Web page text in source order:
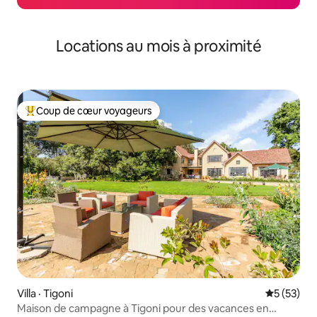
Locations au mois à proximité
Coup de cœur voyageurs parmi les plus aimés
Coup de cœur voyageurs
Villa · Tigoni Note
5 (53)
Maison de campagne à Tigoni pour des vacances en